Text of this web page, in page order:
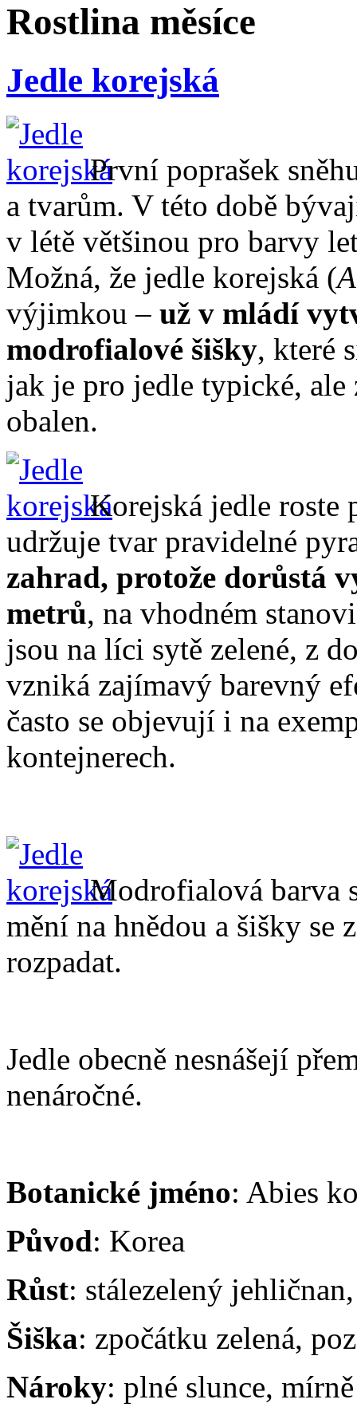
Rostlina měsíce
Jedle korejská
První poprašek
a tvarům. V této době
v létě většinou pro barvy
Možná, že jedle korejská (
výjimkou – už v mládí
modrofialové šišky, které
jak je pro jedle typické,
obalen.
Korejská jedle roste
udržuje tvar pravidelné
zahrad, protože dorůstá
metrů, na vhodném
jsou na líci sytě zelené, z
vzniká zajímavý barevný
často se objevují i na
kontejnerech.
Modrofialová barva
mění na hnědou a šišky se
rozpadat.
Jedle obecně nesnášejí
nenáročné.
Botanické jméno: Abies
Původ: Korea
Růst: stálezelený
Šiška: zpočátku zelená,
Nároky: plné slunce,